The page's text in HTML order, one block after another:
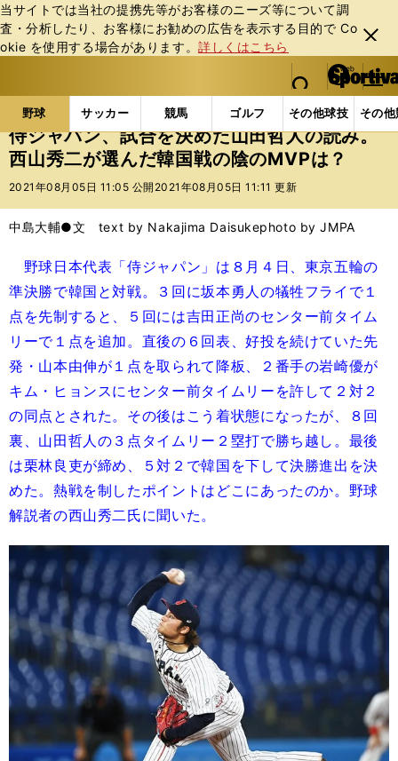
当サイトでは当社の提携先等がお客様のニーズ等について調
査・分析したり、お客様にお勧めの広告を表⽰する⽬的で Co
okie を使⽤する場合があります。詳しくはこちら
閉じ
る
web Sportiva (webスポルティーバ)
検索
マイペ
ー
ジ
メニュ
野球 サッカー 競馬 ゴルフ その他球技 その
b
ス
ポ
ル
バ
野球の記事一覧 プロ野球 侍ジャパン、試合を決め
侍ジャパン、試合を決めた山田哲人の読み。
西山秀二が選んだ韓国戦の陰のMVPは？
2021年08月05日 11:05 公開 2021年08月05日 11:11 更新
中島大輔●文 text by Nakajima Daisukephoto by JMPA
野球日本代表「侍ジャパン」は８月４日、東京五輪の
準決勝で韓国と対戦。３回に坂本勇人の犠牲フライで１
点を先制すると、５回には吉田正尚のセンター前タイム
リーで１点を追加。直後の６回表、好投を続けていた先
発・山本由伸が１点を取られて降板、２番手の岩崎優が
キム・ヒョンスにセンター前タイムリーを許して２対２
の同点とされた。その後はこう着状態になったが、８回
裏、山田哲人の３点タイムリー２塁打で勝ち越し。最後
は栗林良吏が締め、５対２で韓国を下して決勝進出を決
めた。熱戦を制したポイントはどこにあったのか。野球
解説者の西山秀二氏に聞いた。